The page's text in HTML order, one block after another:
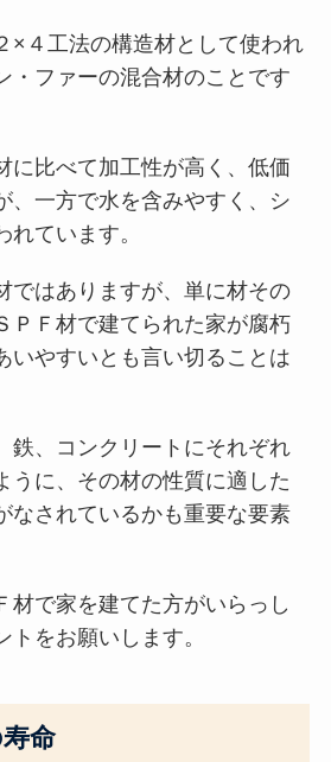
×４工法の構造材として使われ
・ファーの混合材のことです
に比べて加工性が高く、低価
、一方で水を含みやすく、シ
れています。
ではありますが、単に材その
ＰＦ材で建てられた家が腐朽
いやすいとも言い切ることは
鉄、コンクリートにそれぞれ
うに、その材の性質に適した
なされているかも重要な要素
材で家を建てた方がいらっし
トをお願いします。
命